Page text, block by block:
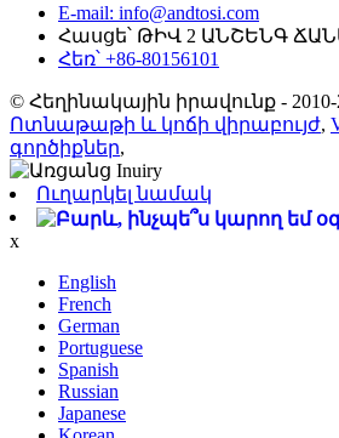
E-mail: info@andtosi.com
Հասցե՝ ԹԻՎ 2 ԱՆՇԵՆԳ
Հեռ՝ +86-80156101
© Հեղինակային իրավունք -
Ոտնաթաթի և կոճի վիրաբույժ,
գործիքներ,
Ուղարկել նամակ
x
English
French
German
Portuguese
Spanish
Russian
Japanese